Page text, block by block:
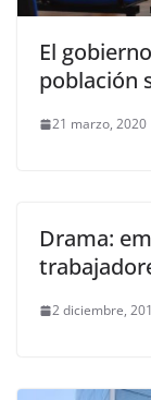
El
población
21 marzo, 2020
Drama:
2 diciembre,